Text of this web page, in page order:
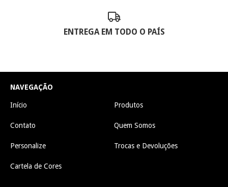
ENTREGA EM TODO O PAÍS
NAVEGAÇÃO
Início Produtos
Contato Quem Somos
Personalize Trocas e Devoluções
Cartela de Cores